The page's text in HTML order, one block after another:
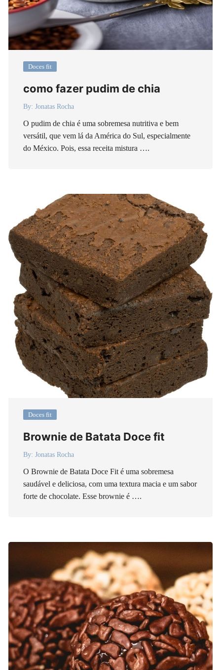
Doces fit
como fazer pudim de chia
By: Jonatas Rocha
O pudim de chia é uma sobremesa nutritiva e bem
versátil, que vem lá da América do Sul, especialmente
do México. Pois, essa receita mistura ….
Doces fit
Brownie de Batata Doce fit
By: Jonatas Rocha
O Brownie de Batata Doce Fit é uma sobremesa
saudável e deliciosa, com uma textura macia e um sabor
forte de chocolate. Esse brownie é ….